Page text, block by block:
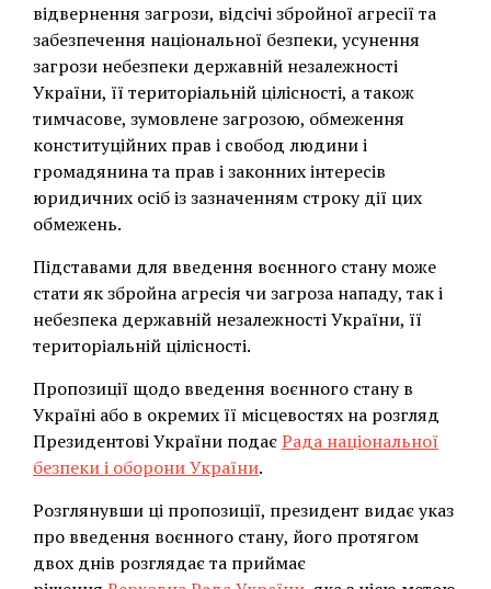
відвернення загрози, відсічі збройної агресії та
забезпечення національної безпеки, усунення
загрози небезпеки державній незалежності
України, її територіальній цілісності, а також
тимчасове, зумовлене загрозою, обмеження
конституційних прав і свобод людини і
громадянина та прав і законних інтересів
юридичних осіб із зазначенням строку дії цих
обмежень.
Підставами для введення воєнного стану може
стати як збройна агресія чи загроза нападу, так і
небезпека державній незалежності України, її
територіальній цілісності.
Пропозиції щодо введення воєнного стану в
Україні або в окремих її місцевостях на розгляд
Президентові України подаєРада національної
безпеки і оборони України.
Розглянувши ці пропозиції, президент видає указ
про введення воєнного стану, його протягом
двох днів розглядає та приймає